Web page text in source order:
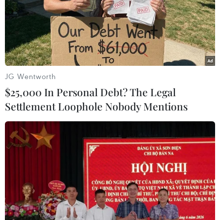
Lịch thi đấu vòng 26 V-League 2024-2025. (Ảnh: VPF)
Vòng 25 V-League: Thép
Xanh Nam Định bảo vệ
JG Wentworth
$25,000 In Personal Debt? The Legal
Settlement Loophole Nobody Mentions